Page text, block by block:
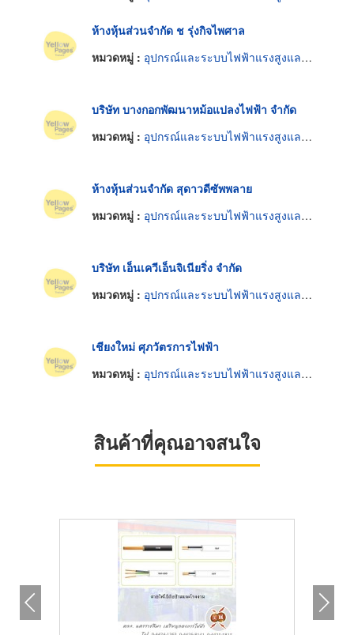
ห้างหุ้นส่วนจำกัด ช รุ่งกิจไพศาล
หมวดหมู่ : อุปกรณ์และระบบไฟฟ้าแรงสูงและแรงต่ำ
บริษัท บางกอกพัฒนาหม้อแปลงไฟฟ้า จำกัด
หมวดหมู่ : อุปกรณ์และระบบไฟฟ้าแรงสูงและแรงต่ำ
ห้างหุ้นส่วนจำกัด สุดาวดีซัพพลาย
หมวดหมู่ : อุปกรณ์และระบบไฟฟ้าแรงสูงและแรงต่ำ
บริษัท เอ็นเควีเอ็นจิเนียริ่ง จำกัด
หมวดหมู่ : อุปกรณ์และระบบไฟฟ้าแรงสูงและแรงต่ำ
เชียงใหม่ ศุภวัตรการไฟฟ้า
หมวดหมู่ : อุปกรณ์และระบบไฟฟ้าแรงสูงและแรงต่ำ
สินค้าที่คุณอาจสนใจ